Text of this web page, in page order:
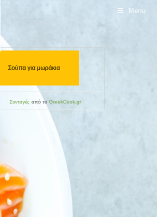
Menu
Συνταγές από το GreekCook.gr